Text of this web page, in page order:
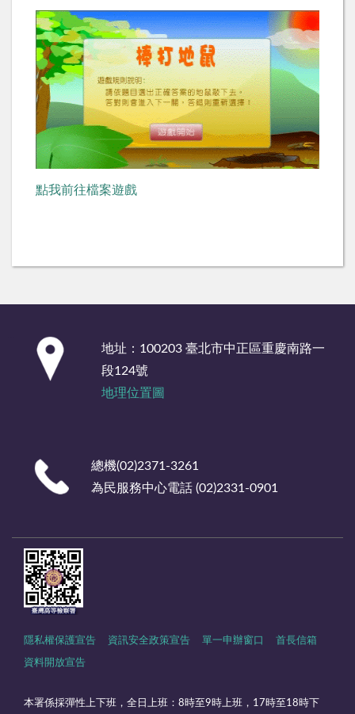
點我前往檔案遊戲
地址：100203 臺北市中正區重慶南路一
段124號
地理位置圖
總機(02)2371-3261
為民服務中心電話 (02)2331-0901
隱私權保護宣告 資訊安全政策宣告 單一申辦窗口 首長信箱
資料開放宣告
本署係採彈性上下班，全日上班：8時至9時上班，17時至18時下